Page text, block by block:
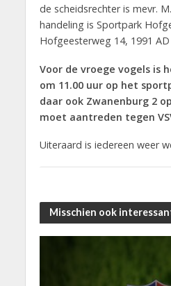
de scheidsrechter is mevr.
handeling is Sportpark
Hofgeesterweg 14, 1991
Voor de vroege vogels is
om 11.00 uur op het
daar ook Zwanenburg 2
moet aantreden tegen
Uiteraard is iedereen weer
Misschien ook